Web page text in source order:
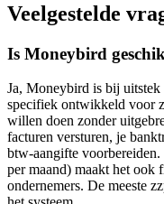
Veelgestelde
Is Moneybird
Ja, Moneybird is bij
specifiek ontwikkeld voor
willen doen zonder
facturen versturen, je
btw-aangifte
per maand) maakt het ook
ondernemers. De meeste